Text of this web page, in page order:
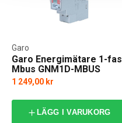
Garo Energimätare 1-fas
Mbus GNM1D-MBUS
Garo
1 249,00 kr
LÄGG I VARUKORG